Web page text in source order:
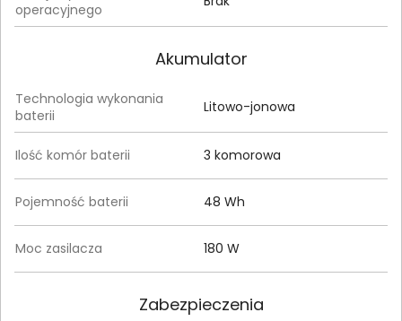
operacyjnego
Akumulator
Technologia wykonania
baterii
Litowo-jonowa
Ilość komór baterii 3 komorowa
Pojemność baterii 48 Wh
Moc zasilacza 180 W
Zabezpieczenia